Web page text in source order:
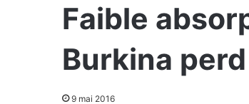
Faible
Burkina
9 mai 2016